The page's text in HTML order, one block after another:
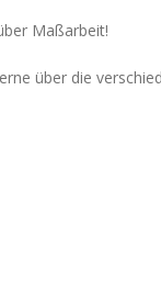
Maßarbeit!
über die